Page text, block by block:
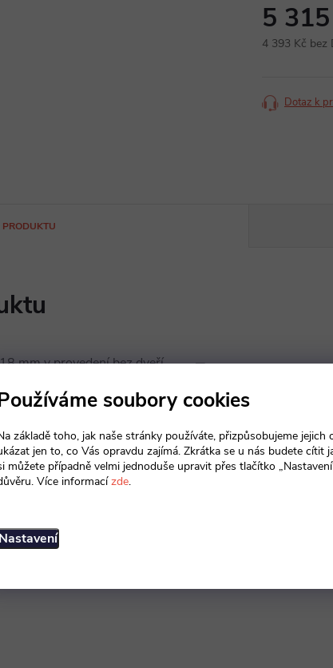
soubory cookies
základě toho, jak naše stránky používáte, přizpůsobujeme jejich
jen to, co Vás opravdu zajímá. Zkrátka se u nás budete cítit
můžete případně velmi jednoduše upravit přes tlačítko
Více informacízde.
Nastavení
5
4 393 Kč bez
Dotaz k
PRODUKTU
mm v provedení bez dveří,
úchytky. Záda skříní jsou ze
mm, hloubka skříní je 420 mm. Skříně